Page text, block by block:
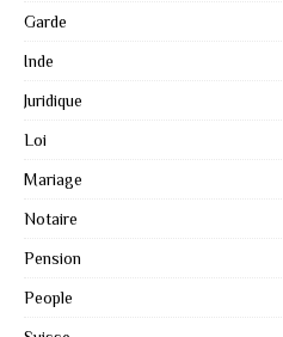
Garde
Inde
Juridique
Loi
Mariage
Notaire
Pension
People